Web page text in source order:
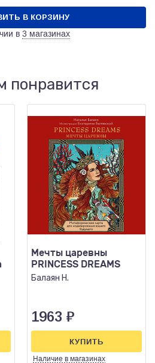
В КОРЗИНУ
в 3 магазинах
понравится
Мечты царевны
PRINCESS DREAMS
Балаян Н.
1963 ₽
Наличие в магазинах
КУПИТЬ